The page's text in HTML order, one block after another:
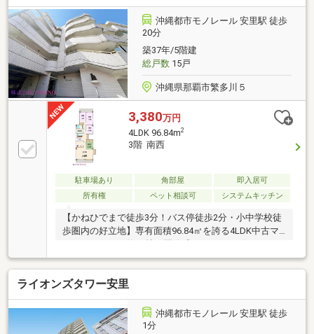
められます（飼育細則あり）。バス停徒歩3分の好立
地で通勤・通学に便利。小中学校も徒歩圏内で安心の
住環境です。周辺にはスーパーやコンビニ、飲食店も
充実。利便性と住みやすさを兼ね備えた魅力あふれる
住まいで、新しい暮らしを始めませんか。
沖縄都市モノレール 安里駅 徒歩
20分
築37年/5階建
総戸数15戸
沖縄県那覇市繁多川５
3,380万円
4LDK 96.84m2
3階 南西
駐車場あり 角部屋
即入居可
所有権
ペット相談可 システムキッチン
【かねひでまで徒歩3分！バス停徒歩2分・小中学校徒
歩圏内の好立地】専有面積96.84㎡を誇る4LDK中古マ
家族が集まる憩いの空間。和室も備えており、お子様
のお昼寝や来客用としても重宝します。バス停まで徒
歩2分と通勤通学に便利で、小中学校も徒歩圏内にあ
り子育て世帯も安心の環境です。毎日のお買い物は
「かねひで」まで徒歩3分と利便性が高く、家事もス
ムーズに行えます。周辺には生活に便利な施設も充
ライオンズタワー安里
沖縄都市モノレール 安里駅 徒歩
1分